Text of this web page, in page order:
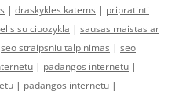
| draskykles katems | pripratinti
su ciuozykla | sausas maistas ar
seo straipsniu talpinimas | seo
| padangos internetu |
| padangos internetu |